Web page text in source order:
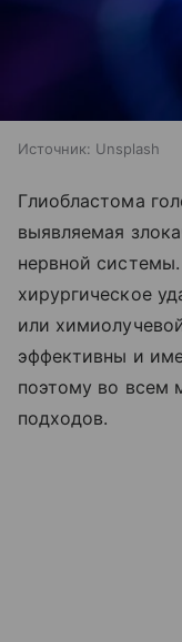
Источник: Unsplash
Глиобластома
выявляемая
нервной
хирургическое
или
эффективны и
поэтому во всем
подходов.